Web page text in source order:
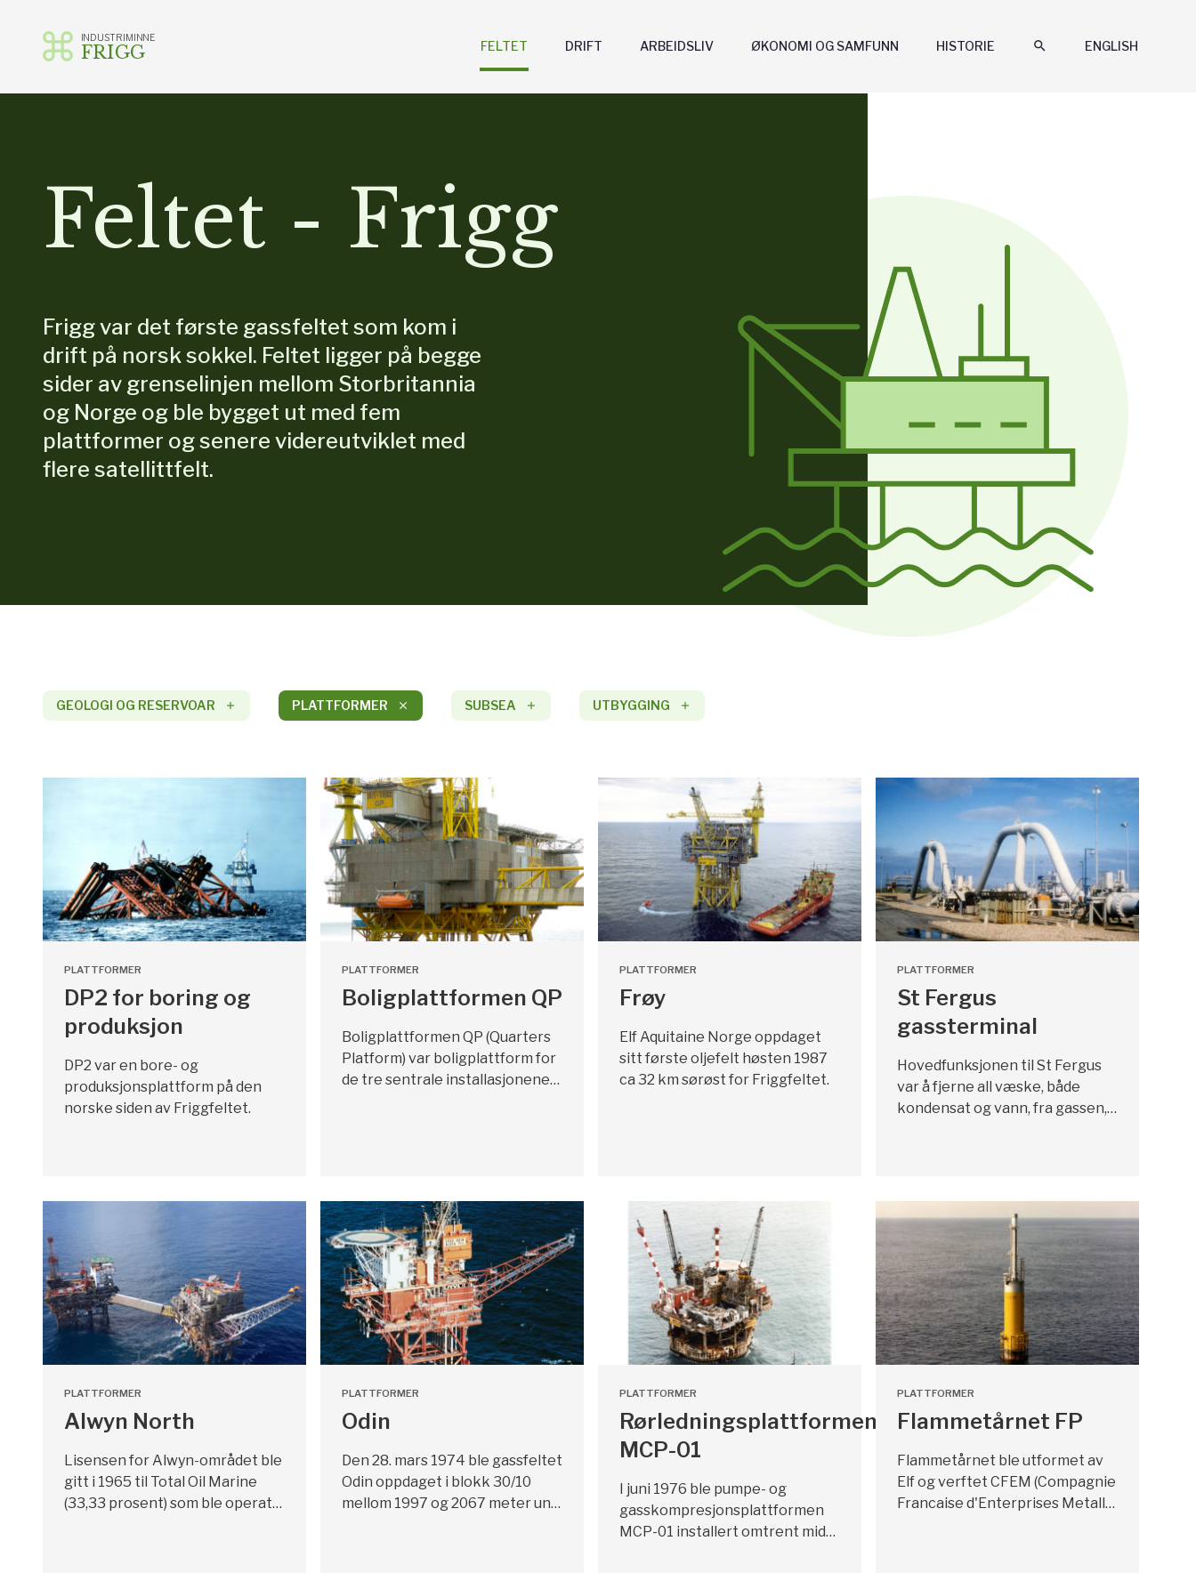
INDUSTRIMINNE
FRIGG ENGLISH
search
HISTORIE
ØKONOMI OG SAMFUNN
ARBEIDSLIV
DRIFT
FELTET
Feltet - Frigg
Frigg var det første gassfeltet som kom i
drift på norsk sokkel. Feltet ligger på begge
sider av grenselinjen mellom Storbritannia
og Norge og ble bygget ut med fem
plattformer og senere videreutviklet med
flere satellittfelt.
GEOLOGI OG RESERVOAR add PLATTFORMER close SUBSEA add UTBYGGING add
PLATTFORMER
DP2 for boring og
produksjon
DP2 var en bore- og
produksjonsplattform på den
norske siden av Friggfeltet.
PLATTFORMER
Boligplattformen QP
Boligplattformen QP (Quarters
Platform) var boligplattform for
de tre sentrale installasjonene…
PLATTFORMER
Frøy
Elf Aquitaine Norge oppdaget
sitt første oljefelt høsten 1987
ca 32 km sørøst for Friggfeltet.
PLATTFORMER
St Fergus
gassterminal
Hovedfunksjonen til St Fergus
var å fjerne all væske, både
kondensat og vann, fra gassen,…
PLATTFORMER
Alwyn North
Lisensen for Alwyn-området ble
gitt i 1965 til Total Oil Marine
(33,33 prosent) som ble operat…
PLATTFORMER
Odin
Den 28. mars 1974 ble gassfeltet
Odin oppdaget i blokk 30/10
mellom 1997 og 2067 meter un…
PLATTFORMER
Rørledningsplattformen
MCP-01
I juni 1976 ble pumpe- og
gasskompresjonsplattformen
MCP-01 installert omtrent mid…
PLATTFORMER
Flammetårnet FP
Flammetårnet ble utformet av
Elf og verftet CFEM (Compagnie
Francaise d'Enterprises Metall…